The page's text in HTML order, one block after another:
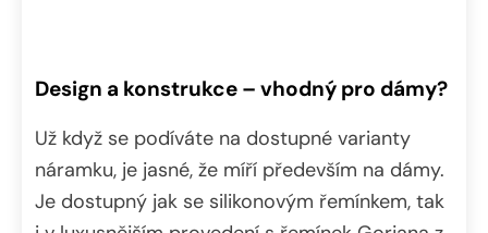
Design a konstrukce – vhodný pro dámy?
Už když se podíváte na dostupné varianty
náramku, je jasné, že míří především na dámy.
Je dostupný jak se silikonovým řemínkem, tak